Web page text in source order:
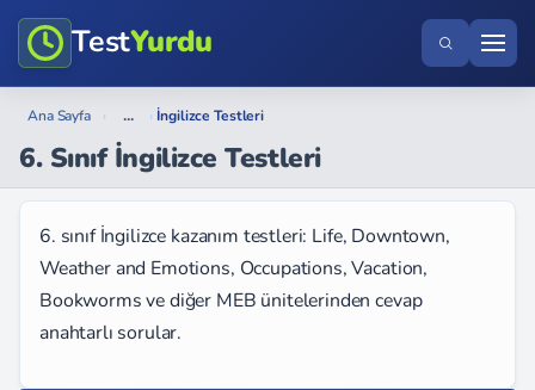
TestYurdu
Ana Sayfa › ... › İngilizce Testleri
6. Sınıf İngilizce Testleri
6. sınıf İngilizce kazanım testleri: Life, Downtown,
Weather and Emotions, Occupations, Vacation,
Bookworms ve diğer MEB ünitelerinden cevap
anahtarlı sorular.